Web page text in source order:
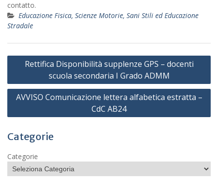
contatto.
Educazione Fisica, Scienze Motorie, Sani Stili ed Educazione
Stradale
Navigazione
Rettifica Disponibilità supplenze GPS – docenti
scuola secondaria I Grado ADMM
AVVISO Comunicazione lettera alfabetica estratta –
CdC AB24
Categorie
Categorie